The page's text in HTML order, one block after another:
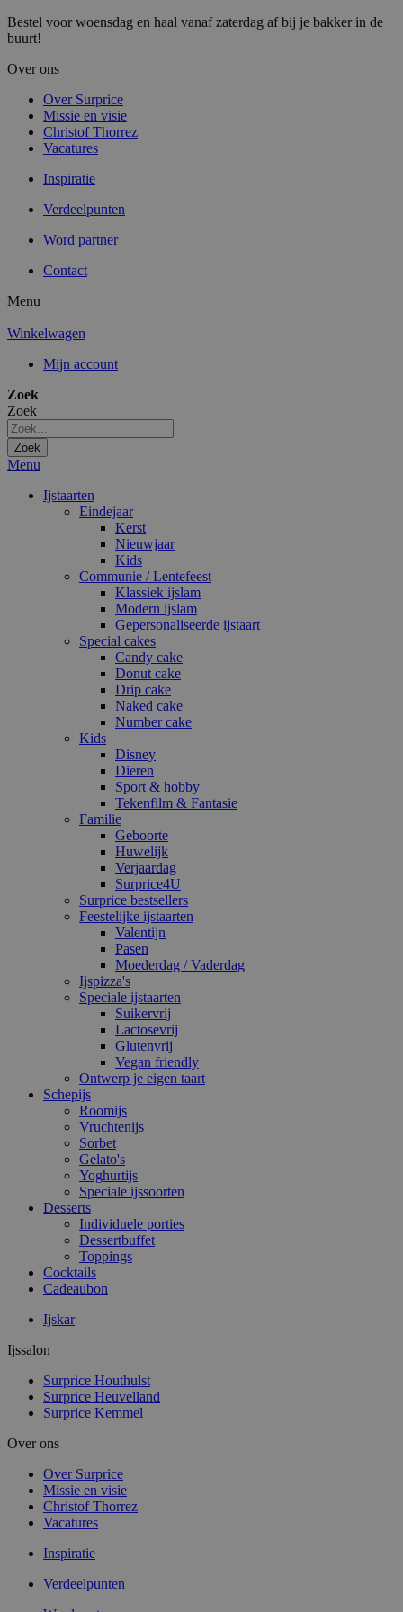
Bestel voor woensdag en haal vanaf zaterdag af bij je bakker in de
buurt!
Over ons
Over Surprice
Missie en visie
Christof Thorrez
Vacatures
Inspiratie
Verdeelpunten
Word partner
Contact
Menu
Winkelwagen
Mijn account
Zoek
Zoek
Zoek
Menu
Ijstaarten
Eindejaar
Kerst
Nieuwjaar
Kids
Communie / Lentefeest
Klassiek ijslam
Modern ijslam
Gepersonaliseerde ijstaart
Special cakes
Candy cake
Donut cake
Drip cake
Naked cake
Number cake
Kids
Disney
Dieren
Sport & hobby
Tekenfilm & Fantasie
Familie
Geboorte
Huwelijk
Verjaardag
Surprice4U
Surprice bestsellers
Feestelijke ijstaarten
Valentijn
Pasen
Moederdag / Vaderdag
Ijspizza's
Speciale ijstaarten
Suikervrij
Lactosevrij
Glutenvrij
Vegan friendly
Ontwerp je eigen taart
Schepijs
Roomijs
Vruchtenijs
Sorbet
Gelato's
Yoghurtijs
Speciale ijssoorten
Desserts
Individuele porties
Dessertbuffet
Toppings
Cocktails
Cadeaubon
Ijskar
Ijssalon
Surprice Houthulst
Surprice Heuvelland
Surprice Kemmel
Over ons
Over Surprice
Missie en visie
Christof Thorrez
Vacatures
Inspiratie
Verdeelpunten